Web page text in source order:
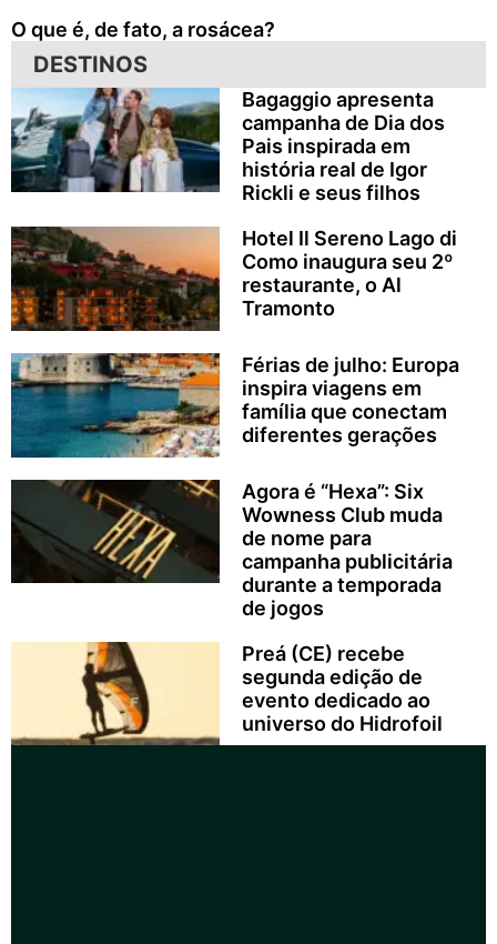
O que é, de fato, a rosácea?
DESTINOS
Bagaggio apresenta
campanha de Dia dos
Pais inspirada em
história real de Igor
Rickli e seus filhos
Hotel Il Sereno Lago di
Como inaugura seu 2º
restaurante, o Al
Tramonto
Férias de julho: Europa
inspira viagens em
família que conectam
diferentes gerações
Agora é “Hexa”: Six
Wowness Club muda
de nome para
campanha publicitária
durante a temporada
de jogos
Preá (CE) recebe
segunda edição de
evento dedicado ao
universo do Hidrofoil